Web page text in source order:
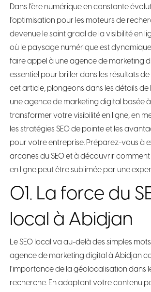
Dans l’ère numérique en constante
l’optimisation pour les moteurs de
devenue le saint graal de la visibilité en
où le paysage numérique est
faire appel à une agence de marketing
essentiel pour briller dans les résultats
cet article, plongeons dans les détails
une agence de marketing digital basée
transformer votre visibilité en ligne, en
les stratégies SEO de pointe et les
pour votre entreprise. Préparez-vous à
arcanes du SEO et à découvrir
en ligne peut être sublimée par une
01. La force du
local à Abidjan
Le SEO local va au-delà des simples
agence de marketing digital à Abidjan
l’importance de la géolocalisation dans
recherche. En adaptant votre contenu